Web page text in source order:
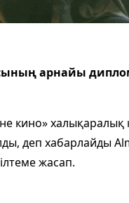
арнайы
кино» халықаралық
деп хабарлайды
жасап.